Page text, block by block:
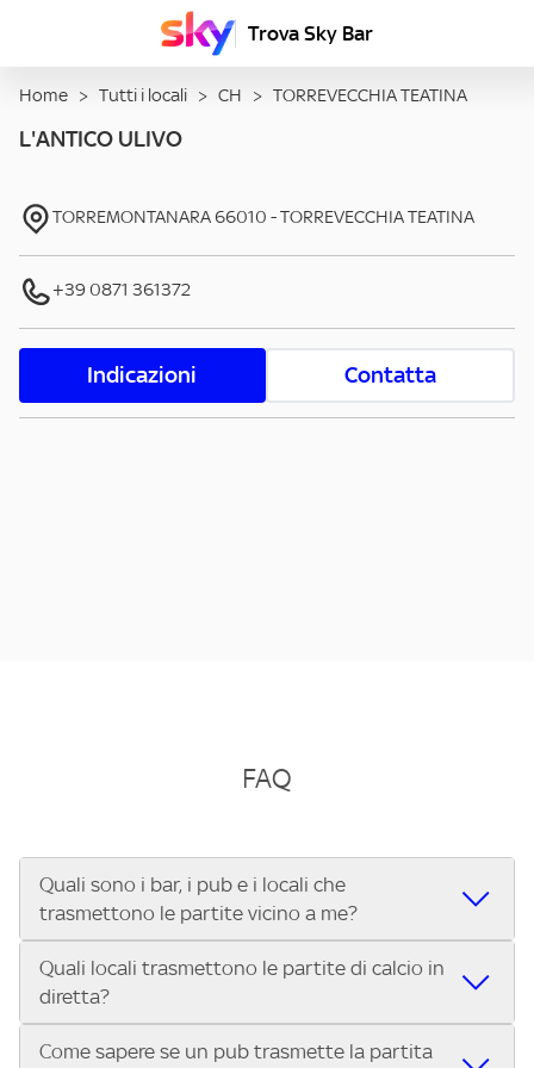
Trova Sky Bar
Home > Tutti i locali > CH > TORREVECCHIA TEATINA
L'ANTICO ULIVO
TORREMONTANARA66010 -TORREVECCHIA TEATINA
+39 0871 361372
Indicazioni Contatta
FAQ
Quali sono i bar, i pub e i locali che
trasmettono le partite vicino a me?
Se cerchi un bar, pub, ristorante o locale vicino a te per
vedere le partite di Serie A ENILIVE, la Serie C Sky Wifi, la
UEFA Champions League, la UEFA Europa League, la UEFA
Conference League, il Tennis, la Formula 1®, la MotoGP™ e
Quali locali trasmettono le partite di calcio in
diretta?
Vuoi sapere quali bar, pub o ristoranti mostrano le partite
Come sapere se un pub trasmette la partita